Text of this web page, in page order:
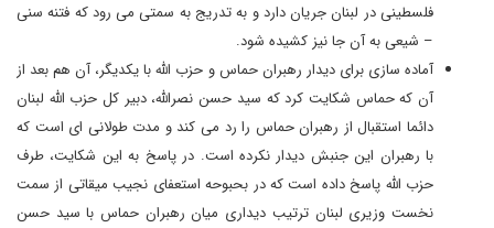
فلسطینی در لبنان جریان دارد و به تدریج به سمتی می رود که فتنه سنی
– شیعی به آن جا نیز کشیده شود.
آماده سازی برای دیدار رهبران حماس و حزب الله با یکدیگر، آن هم بعد از
آن که حماس شکایت کرد که سید حسن نصرالله، دبیر کل حزب الله لبنان
دائما استقبال از رهبران حماس را رد می کند و مدت طولانی ای است که
با رهبران این جنبش دیدار نکرده است. در پاسخ به این شکایت، طرف
حزب الله پاسخ داده است که در بحبوحه استعفای نجیب میقاتی از سمت
نخست وزیری لبنان ترتیب دیداری میان رهبران حماس با سید حسن